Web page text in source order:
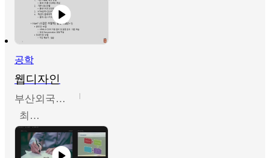
공학
웹디자인
부산외국어대학교
최진오